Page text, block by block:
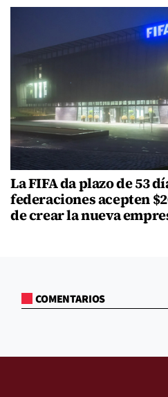
La FIFA da plazo de 53
federaciones acepten
de crear la nueva
COMENTARIOS